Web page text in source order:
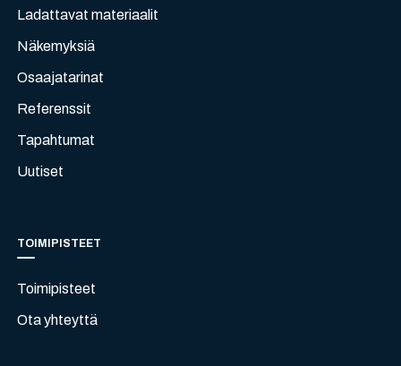
Ladattavat materiaalit
Näkemyksiä
Osaajatarinat
Referenssit
Tapahtumat
Uutiset
TOIMIPISTEET
Toimipisteet
Ota yhteyttä